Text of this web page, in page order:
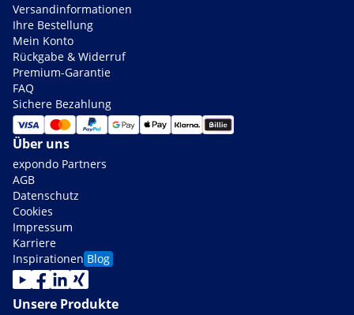
Versandinformationen
Ihre Bestellung
Mein Konto
Rückgabe & Widerruf
Premium-Garantie
FAQ
Sichere Bezahlung
Über uns
expondo Partners
AGB
Datenschutz
Cookies
Impressum
Karriere
Inspirationen Blog
Unsere Produkte